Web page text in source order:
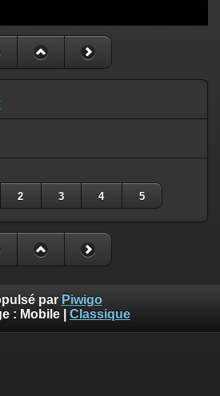
2 3 4 5
par Piwigo
: Mobile Classique